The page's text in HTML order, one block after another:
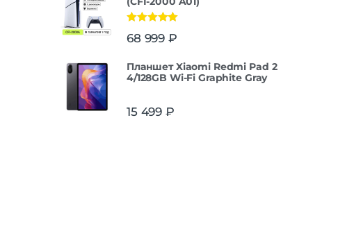
из 5
68 999 ₽
Планшет Xiaomi Redmi Pad 2
4/128GB Wi-Fi Graphite Gray
15 499 ₽